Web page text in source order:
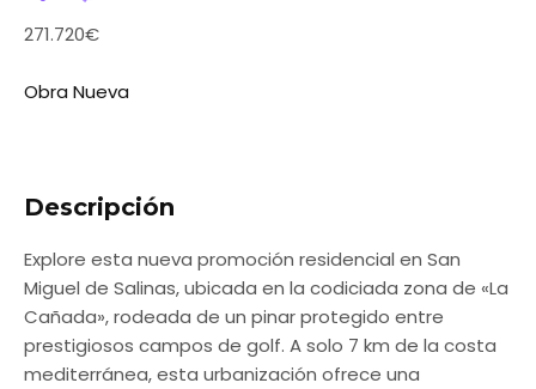
271.720€
Obra Nueva
Descripción
Explore esta nueva promoción residencial en San
Miguel de Salinas, ubicada en la codiciada zona de «La
Cañada», rodeada de un pinar protegido entre
prestigiosos campos de golf. A solo 7 km de la costa
mediterránea, esta urbanización ofrece una